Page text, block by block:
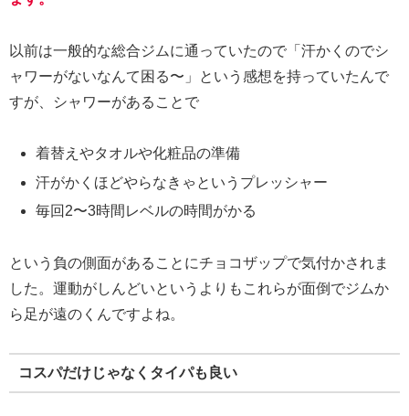
以前は一般的な総合ジムに通っていたので「汗かくのでシ
ャワーがないなんて困る〜」という感想を持っていたんで
すが、シャワーがあることで
着替えやタオルや化粧品の準備
汗がかくほどやらなきゃというプレッシャー
毎回2〜3時間レベルの時間がかる
という負の側面があることにチョコザップで気付かされま
した。運動がしんどいというよりもこれらが面倒でジムか
ら足が遠のくんですよね。
コスパだけじゃなくタイパも良い